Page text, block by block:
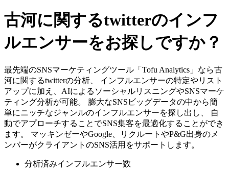
古河に関するtwitterのインフ
ルエンサーをお探しですか？
最先端のSNSマーケティングツール「Tofu Analytics」なら古
河に関するtwitterの分析、 インフルエンサーの特定やリスト
アップに加え、AIによるソーシャルリスニングやSNSマーケ
ティング分析が可能。 膨大なSNSビッグデータの中から簡
単にニッチなジャンルのインフルエンサーを探し出し、 自
動でアプローチすることでSNS集客を最適化することができ
ます。 マッキンゼーやGoogle、リクルートやP&G出身のメ
ンバーがクライアントのSNS活用をサポートします。
分析済みインフルエンサー数